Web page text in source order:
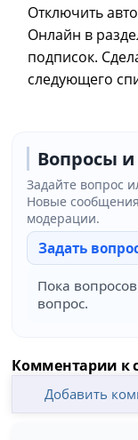
Отключить
Онлайн в
подписок.
следующего
Вопросы
Задайте вопрос
Новые
модерации.
Задать
Пока
вопрос.
Комментарии к
Добавить